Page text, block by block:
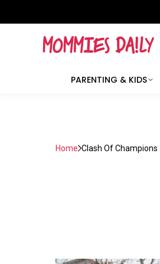
PARENTING & KIDS
Home Clash Of Champions